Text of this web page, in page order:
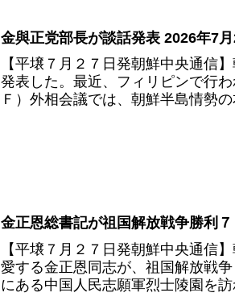
金與正党部長が談話発表 2026年7月
【平壌７月２７日発朝鮮中央通信
発表した。最近、フィリピンで行
Ｆ）外相会議では、朝鮮半島情勢
金正恩総書記が祖国解放戦争勝利
【平壌７月２７日発朝鮮中央通信
愛する金正恩同志が、祖国解放戦
にある中国人民志願軍烈士陵園を